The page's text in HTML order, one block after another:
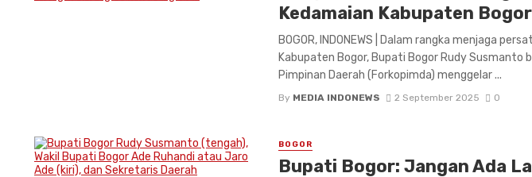
Kedamaian Kabupaten Bogor
BOGOR, INDONEWS | Dalam rangka menjaga
Kabupaten Bogor, Bupati Bogor Rudy Susmanto
Pimpinan Daerah (Forkopimda) menggelar ...
By MEDIA INDONEWS 2 September 2025 0
BOGOR
Bupati Bogor: Jangan Ada